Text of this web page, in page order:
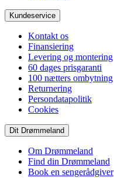
Kundeservice
Kontakt os
Finansiering
Levering og montering
60 dages prisgaranti
100 nætters ombytning
Returnering
Persondatapolitik
Cookies
Dit Drømmeland
Om Drømmeland
Find din Drømmeland
Book en sengerådgiver